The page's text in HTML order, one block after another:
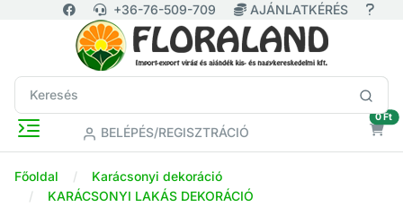
+36-76-509-709 AJÁNLATKÉRÉS
BELÉPÉS/REGISZTRÁCIÓ
0 Ft
Főoldal
Karácsonyi dekoráció
KARÁCSONYI LAKÁS DEKORÁCIÓ